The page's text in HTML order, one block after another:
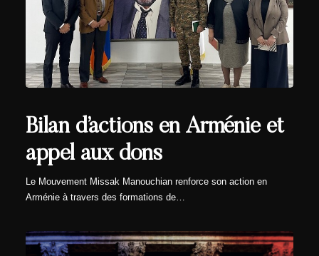
Bilan d’actions en Arménie et
appel aux dons
Le Mouvement Missak Manouchian renforce son action en
Arménie à travers des formations de…